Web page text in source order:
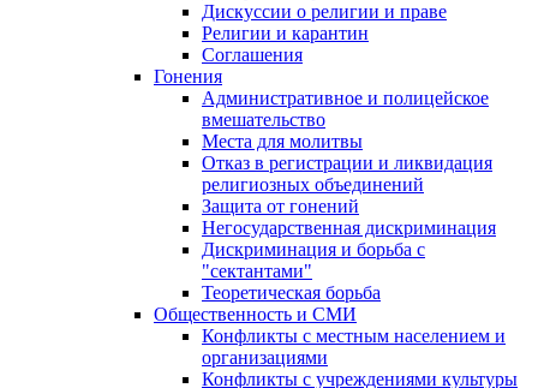
Дискуссии о религии и праве
Религии и карантин
Соглашения
Гонения
Административное и полицейское
вмешательство
Места для молитвы
Отказ в регистрации и ликвидация
религиозных объединений
Защита от гонений
Негосударственная дискриминация
Дискриминация и борьба с
"сектантами"
Теоретическая борьба
Общественность и СМИ
Конфликты с местным населением и
организациями
Конфликты с учреждениями культуры